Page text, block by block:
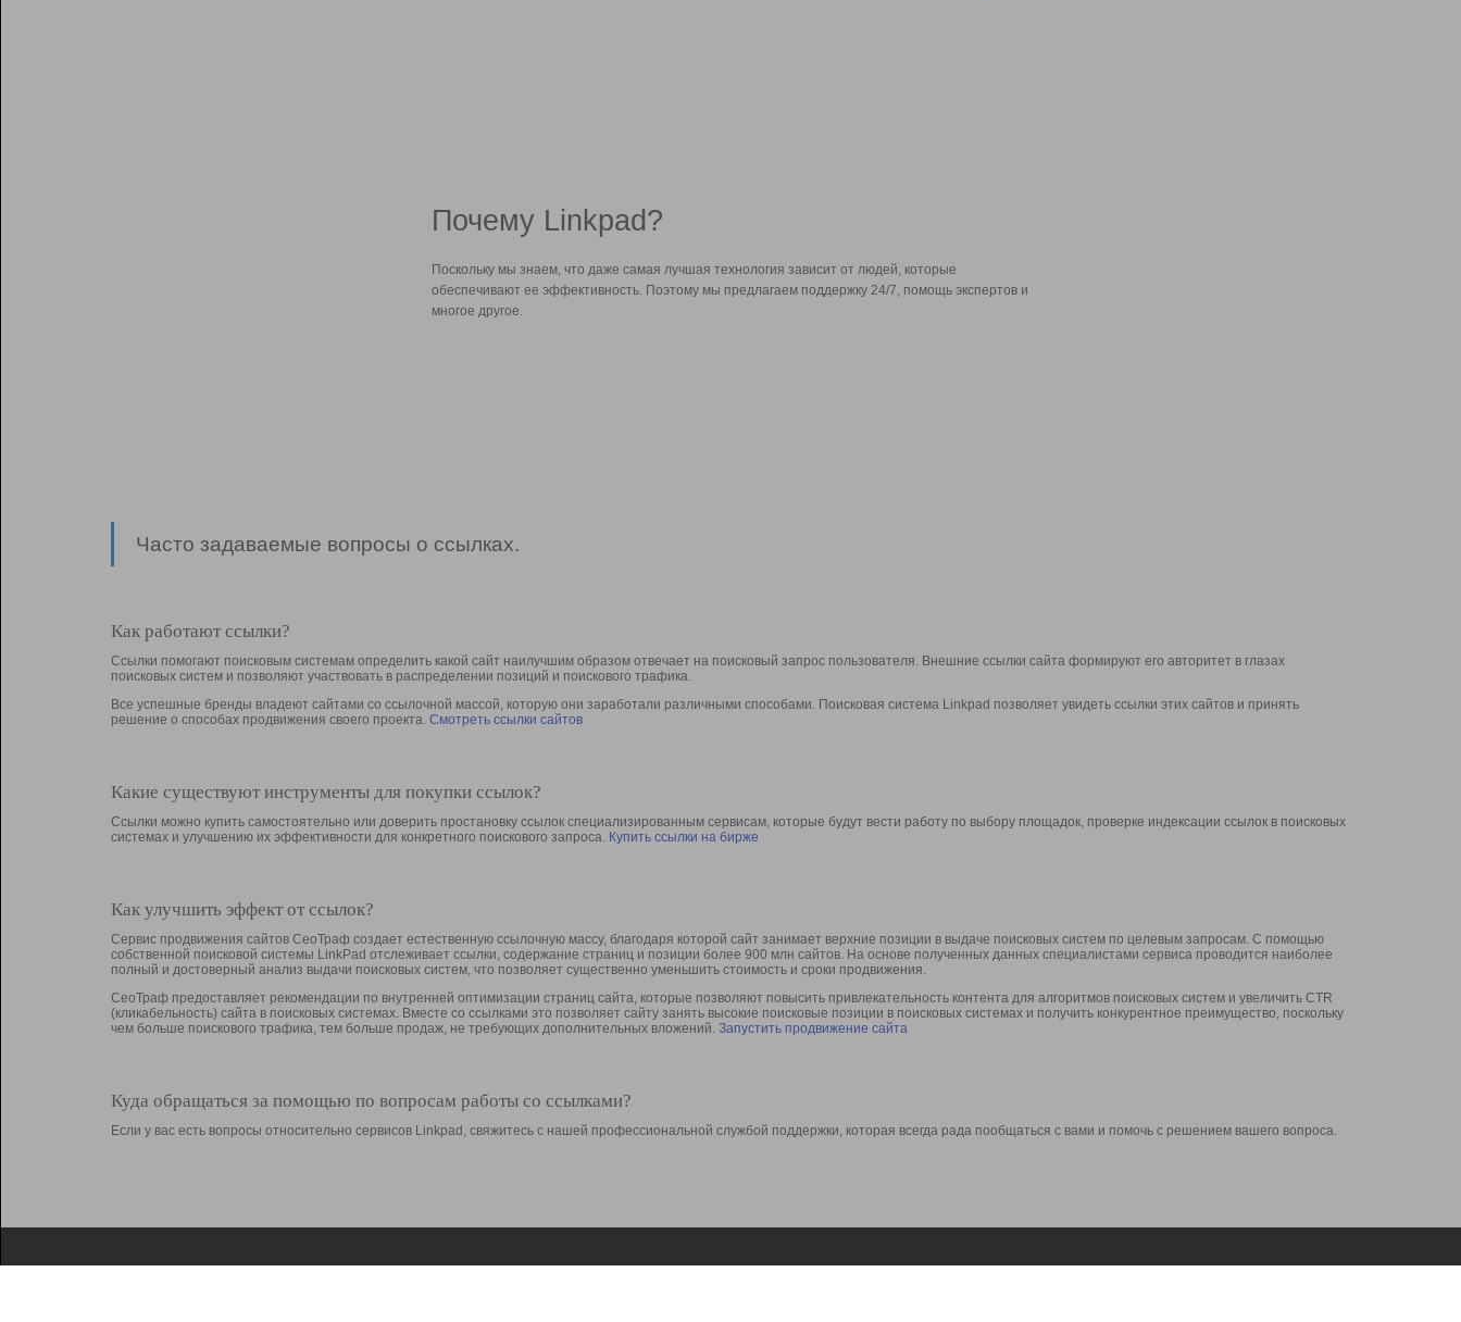
Почему Linkpad?
Поскольку мы знаем, что даже самая лучшая технология зависит от людей, которые
обеспечивают ее эффективность. Поэтому мы предлагаем поддержку 24/7, помощь экспертов и
многое другое.
Часто задаваемые вопросы о ссылках.
Как работают ссылки?
Ссылки помогают поисковым системам определить какой сайт наилучшим образом отвечает на поисковый запрос пользователя. Внешние ссылки сайта формируют его авторитет в глазах
поисковых систем и позволяют участвовать в раcпределении позиций и поискового трафика.
Все успешные бренды владеют сайтами со ссылочной массой, которую они заработали различными способами. Поисковая система Linkpad позволяет увидеть ссылки этих сайтов и принять
решение о способах продвижения своего проекта. Смотреть ссылки сайтов
Какие существуют инструменты для покупки ссылок?
Ссылки можно купить самостоятельно или доверить простановку ссылок специализированным сервисам, которые будут вести работу по выбору площадок, проверке индексации ссылок в поисковых
системах и улучшению их эффективности для конкретного поискового запроса. Купить ссылки на бирже
Как улучшить эффект от ссылок?
Сервис продвижения сайтов СеоТраф создает естественную ссылочную массу, благодаря которой сайт занимает верхние позиции в выдаче поисковых систем по целевым запросам. С помощью
собственной поисковой системы LinkPad отслеживает ссылки, содержание страниц и позиции более 900 млн сайтов. На основе полученных данных специалистами сервиса проводится наиболее
полный и достоверный анализ выдачи поисковых систем, что позволяет существенно уменьшить стоимость и сроки продвижения.
СеоТраф предоставляет рекомендации по внутренней оптимизации страниц сайта, которые позволяют повысить привлекательность контента для алгоритмов поисковых систем и увеличить CTR
(кликабельность) сайта в поисковых системах. Вместе со ссылками это позволяет сайту занять высокие поисковые позиции в поисковых системах и получить конкурентное преимущество, поскольку
чем больше поискового трафика, тем больше продаж, не требующих дополнительных вложений. Запустить продвижение сайта
Куда обращаться за помощью по вопросам работы со ссылками?
Если у вас есть вопросы относительно сервисов Linkpad, свяжитесь с нашей профессиональной службой поддержки, которая всегда рада пообщаться с вами и помочь с решением вашего вопроса.